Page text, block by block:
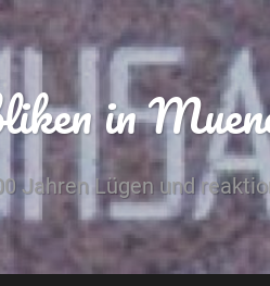
in
Jahren Lügen und